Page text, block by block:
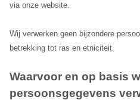
via onze website.
Wij verwerken geen bijzondere
betrekking tot ras en etniciteit.
Waarvoor en op basis
persoonsgegevens